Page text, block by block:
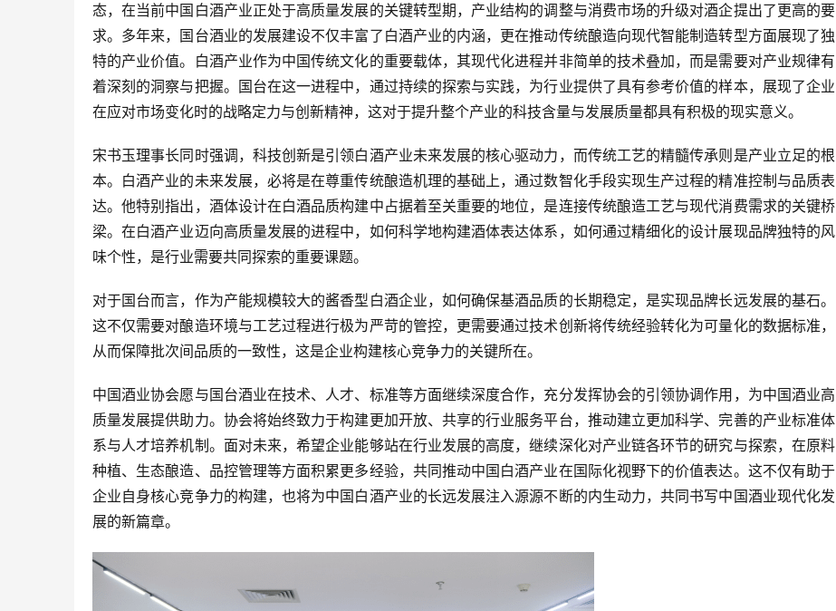
态，在当前中国白酒产业正处于高质量发展的关键转型期，产业结构的调整与消费市场的升级对酒企提出了更高的要
求。多年来，国台酒业的发展建设不仅丰富了白酒产业的内涵，更在推动传统酿造向现代智能制造转型方面展现了独
特的产业价值。白酒产业作为中国传统文化的重要载体，其现代化进程并非简单的技术叠加，而是需要对产业规律有
着深刻的洞察与把握。国台在这一进程中，通过持续的探索与实践，为行业提供了具有参考价值的样本，展现了企业
在应对市场变化时的战略定力与创新精神，这对于提升整个产业的科技含量与发展质量都具有积极的现实意义。
宋书玉理事长同时强调，科技创新是引领白酒产业未来发展的核心驱动力，而传统工艺的精髓传承则是产业立足的根
本。白酒产业的未来发展，必将是在尊重传统酿造机理的基础上，通过数智化手段实现生产过程的精准控制与品质表
达。他特别指出， 酒体设计在白酒品质构建中占据着至关重要的地位，是连接传统酿造工艺与现代消费需求的关键桥
梁。在白酒产业迈向高质量发展的进程中，如何科学地构建酒体表达体系，如何通过精细化的设计展现品牌独特的风
味个性，是行业需要共同探索的重要课题。
对于国台而言，作为产能规模较大的酱香型白酒企业，如何确保基酒品质的长期稳定，是实现品牌长远发展的基石。
这不仅需要对酿造环境与工艺过程进行极为严苛的管控，更需要通过技术创新将传统经验转化为可量化的数据标准，
从而保障批次间品质的一致性，这是企业构建核心竞争力的关键所在。
中国酒业协会愿与国台酒业在技术、人才、标准等方面继续深度合作，充分发挥协会的引领协调作用，为中国酒业高
质量发展提供助力。协会将始终致力于构建更加开放、共享的行业服务平台，推动建立更加科学、完善的产业标准体
系与人才培养机制。面对未来，希望企业能够站在行业发展的高度，继续深化对产业链各环节的研究与探索，在原料
种植、 生态酿造、品控管理等方面积累更多经验，共同推动中国白酒产业在国际化视野下的价值表达。这不仅有助于
企业自身核心竞争力的构建，也将为中国白酒产业的长远发展注入源源不断的内生动力，共同书写中国酒业现代化发
展的新篇章。